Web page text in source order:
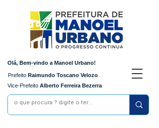
Olá, Bem-vindo a Manoel Urbano!
Prefeito Raimundo Toscano Velozo
Vice-Prefeito Alberto Ferreira Bezerra